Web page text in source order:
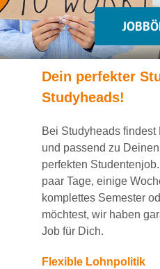
Dein perfekter
Studyheads!
Bei Studyheads findest
und passend zu
perfekten Studentenjob
paar Tage, einige
komplettes Semester
möchtest, wir haben
Job für Dich.
Flexible Lohnpolitik